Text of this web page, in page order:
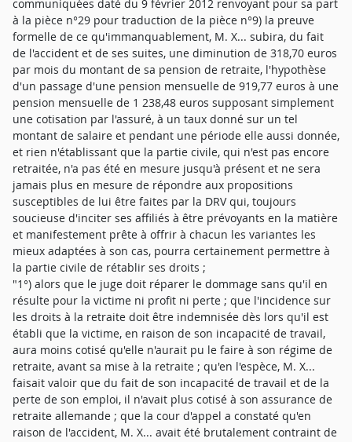
communiquées daté du 9 février 2012 renvoyant pour sa part
à la pièce n°29 pour traduction de la pièce n°9) la preuve
formelle de ce qu'immanquablement, M. X... subira, du fait
de l'accident et de ses suites, une diminution de 318,70 euros
par mois du montant de sa pension de retraite, l'hypothèse
d'un passage d'une pension mensuelle de 919,77 euros à une
pension mensuelle de 1 238,48 euros supposant simplement
une cotisation par l'assuré, à un taux donné sur un tel
montant de salaire et pendant une période elle aussi donnée,
et rien n'établissant que la partie civile, qui n'est pas encore
retraitée, n'a pas été en mesure jusqu'à présent et ne sera
jamais plus en mesure de répondre aux propositions
susceptibles de lui être faites par la DRV qui, toujours
soucieuse d'inciter ses affiliés à être prévoyants en la matière
et manifestement prête à offrir à chacun les variantes les
mieux adaptées à son cas, pourra certainement permettre à
la partie civile de rétablir ses droits ;
"1°) alors que le juge doit réparer le dommage sans qu'il en
résulte pour la victime ni profit ni perte ; que l'incidence sur
les droits à la retraite doit être indemnisée dès lors qu'il est
établi que la victime, en raison de son incapacité de travail,
aura moins cotisé qu'elle n'aurait pu le faire à son régime de
retraite, avant sa mise à la retraite ; qu'en l'espèce, M. X...
faisait valoir que du fait de son incapacité de travail et de la
perte de son emploi, il n'avait plus cotisé à son assurance de
retraite allemande ; que la cour d'appel a constaté qu'en
raison de l'accident, M. X... avait été brutalement contraint de